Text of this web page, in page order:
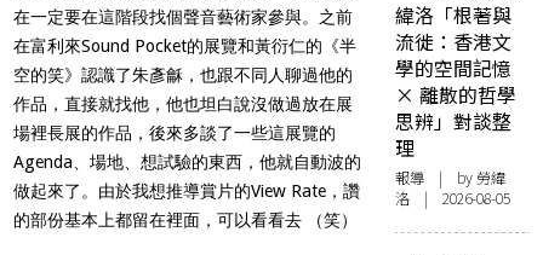
在一定要在這階段找個聲音藝術家參與。之前
在富利來Sound Pocket的展覽和黃衍仁的《半
空的笑》認識了朱彥龢，也跟不同人聊過他的
作品，直接就找他，他也坦白說沒做過放在展
場裡長展的作品，後來多談了一些這展覽的
Agenda、場地、想試驗的東西，他就自動波的
做起來了。由於我想推導賞片的View Rate，讚
的部份基本上都留在裡面，可以看看去 （笑）
緯洛「根著與
流徙：香港文
學的空間記憶
× 離散的哲學
思辨」對談整
理
報導 | by 勞緯
洛 | 2026-08-05